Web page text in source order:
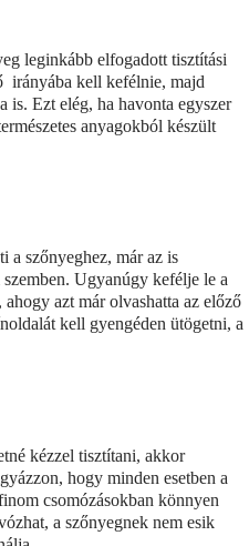
leginkább elfogadott tisztítási
irányába kell kefélnie, majd
is. Ezt elég, ha havonta egyszer
anyagokból készült
a szőnyeghez, már az is
Ugyanúgy kefélje le a
azt már olvashatta az előző
kell gyengéden ütögetni, a
kézzel tisztítani, akkor
hogy minden esetben a
csomózásokban könnyen
a szőnyegnek nem esik